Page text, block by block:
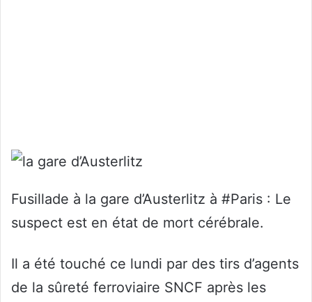
Fusillade à la gare d’Austerlitz à #Paris : Le
suspect est en état de mort cérébrale.
Il a été touché ce lundi par des tirs d’agents
de la sûreté ferroviaire SNCF après les